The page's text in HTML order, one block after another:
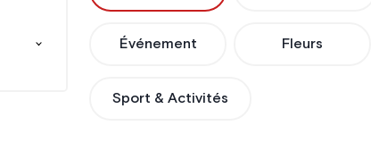
Événement Fleurs
Sport & Activités